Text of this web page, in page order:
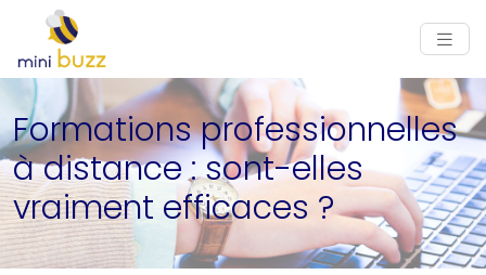
Formations professionnelles
à distance : sont-elles
vraiment efficaces ?